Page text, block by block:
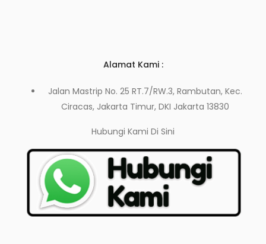
Alamat Kami :
Jalan Mastrip No. 25 RT.7/RW.3, Rambutan, Kec.
Ciracas, Jakarta Timur, DKI Jakarta 13830
Hubungi Kami Di Sini